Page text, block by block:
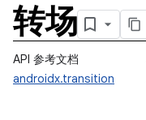
转场
API 参考文档
androidx.transition